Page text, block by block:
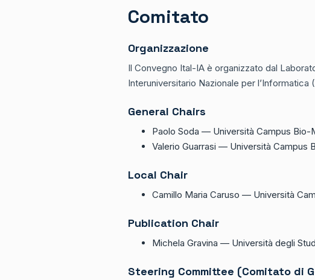
Comitato
Organizzazione
Il Convegno Ital-IA è organizzato dal
Interuniversitario Nazionale per l’Informatica
General Chairs
Paolo Soda — Università Campus Bio-
Valerio Guarrasi — Università Campus
Local Chair
Camillo Maria Caruso — Università
Publication Chair
Michela Gravina — Università degli
Steering Committee (Comitato di